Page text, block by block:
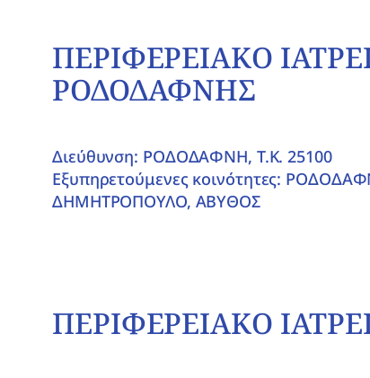
ΠΕΡΙΦΕΡΕΙΑΚΟ
ΡΟΔΟΔΑΦΝΗΣ
Διεύθυνση: ΡΟΔΟΔΑΦΝΗ, T.K. 25100
Εξυπηρετούμενες κοινότητες:
ΔΗΜΗΤΡΟΠΟΥΛΟ, ΑΒΥΘΟΣ
ΠΕΡΙΦΕΡΕΙΑΚΟ